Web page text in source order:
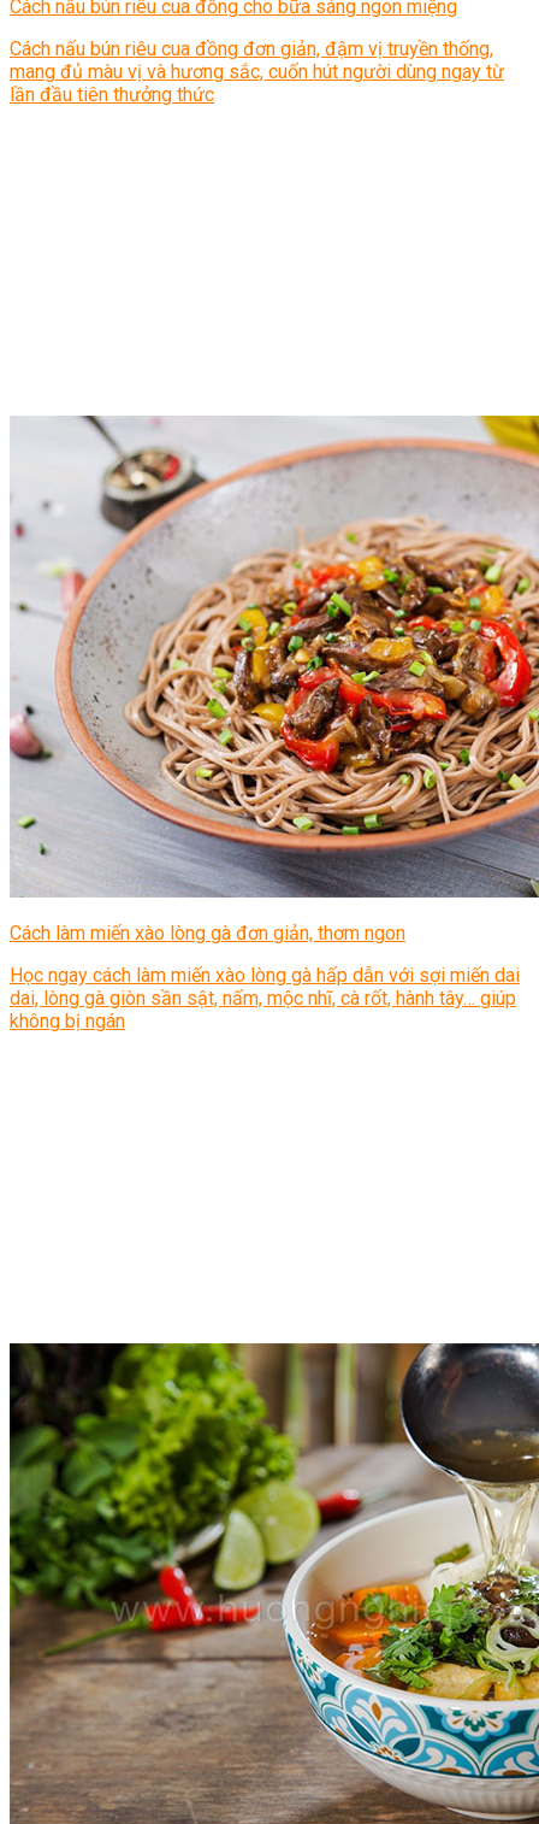
Cách nấu bún riêu cua đồng cho bữa sáng ngon miệng
Cách nấu bún riêu cua đồng đơn giản, đậm vị truyền thống,
mang đủ màu vị và hương sắc, cuốn hút người dùng ngay từ
lần đầu tiên thưởng thức
Cách làm miến xào lòng gà đơn giản, thơm ngon
Học ngay cách làm miến xào lòng gà hấp dẫn với sợi miến dai
dai, lòng gà giòn sần sật, nấm, mộc nhĩ, cà rốt, hành tây… giúp
không bị ngán